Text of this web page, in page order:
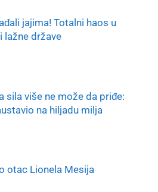
jajima! Totalni haos u
lažne države
sila više ne može da priđe:
na hiljadu milja
otac Lionela Mesija